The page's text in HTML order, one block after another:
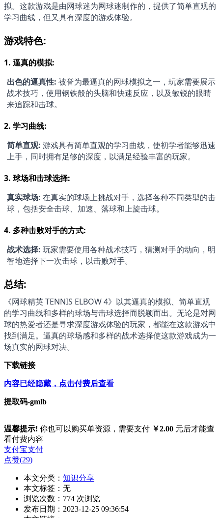
拟。这款游戏是由网球迷为网球迷制作的，提供了简单直观的
学习曲线，但又具有深度的游戏体验。
游戏特色:
1. 逼真的模拟:
出色的逼真性: 被誉为最逼真的网球模拟之一，玩家需要展示
战术技巧，使用钢铁般的头脑和快速反应，以及敏锐的眼睛
来追踪和击球。
2. 学习曲线:
简单直观: 游戏具有简单直观的学习曲线，使初学者能够迅速
上手，同时拥有足够的深度，以满足经验丰富的玩家。
3. 球场和击球选择:
真实球场: 在真实的球场上挑战对手，选择各种不同类型的击
球，包括安全击球、加速、落球和上旋击球。
4. 多种击败对手的方式:
战术选择: 玩家需要使用各种战术技巧，猜测对手的动向，明
智地选择下一次击球，以击败对手。
总结:
《网球精英 TENNIS ELBOW 4》以其逼真的模拟、简单直观
的学习曲线和多样的球场与击球选择而脱颖而出。无论是对网
球的热爱者还是寻求深度游戏体验的玩家，都能在这款游戏中
找到满足。逼真的球场感和多样的战术选择使这款游戏成为一
场真实的网球对决。
下载链接
内容已经隐藏，点击付费后查看
提取码-gmlb
温馨提示! 你也可以购买单资源，需要支付 ￥2.00 元后才能查
看付费内容
支付宝支付
点赞(29)
本文分类： 知识分享
本文标签：无
浏览次数： 774 次浏览
发布日期：2023-12-25 09:36:54